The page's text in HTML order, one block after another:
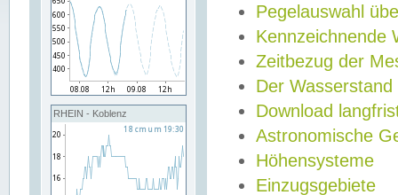
RHEIN - Koblenz
Pegelauswahl
Kennzeichnende
Zeitbezug der
Der Wasserstand
Download
Astronomische
Höhensysteme
Einzugsgebiete